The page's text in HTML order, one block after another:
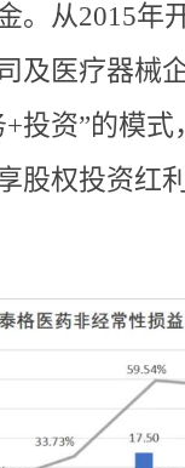
。从2015年
及‌医疗器械
投资”的模式
股权投资红